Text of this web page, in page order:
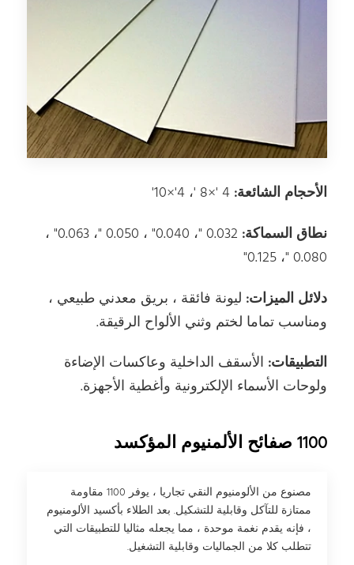
الأحجام الشائعة: 4 '×8 '، 4'×10'
نطاق السماكة:
0.032 "، 0.040" ، 0.050 "، 0.063" ،
0.080 "، 0.125"
دلائل الميزات: ليونة فائقة ، بريق معدني طبيعي ،
ومناسب تماما لختم وثني الألواح الرقيقة.
التطبيقات: الأسقف الداخلية وعاكسات الإضاءة
ولوحات الأسماء الإلكترونية وأغطية الأجهزة.
1100 صفائح الألمنيوم المؤكسد
مصنوع من الألومنيوم النقي تجاريا ، يوفر 1100 مقاومة
ممتازة للتآكل وقابلية للتشكيل. بعد الطلاء بأكسيد الألومنيوم
، فإنه يقدم نغمة موحدة ، مما يجعله مثاليا للتطبيقات التي
تتطلب كلا من الجماليات وقابلية التشغيل.